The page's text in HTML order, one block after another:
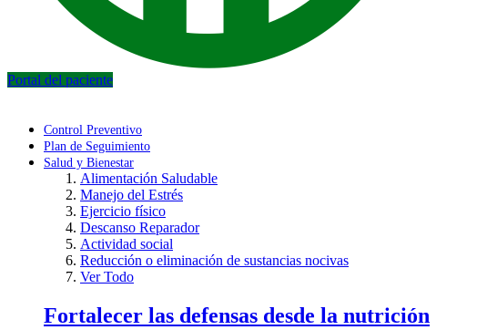
Portal del paciente
Control Preventivo
Plan de Seguimiento
Salud y Bienestar
Alimentación Saludable
Manejo del Estrés
Ejercicio físico
Descanso Reparador
Actividad social
Reducción o eliminación de sustancias nocivas
Ver Todo
Fortalecer las defensas desde la nutrición